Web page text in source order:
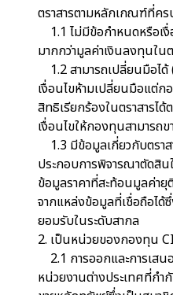
ตราสารตามหลักเกณฑ์ที่ค
1.1 ไม่มีข้อกำหนดหรือเ
มากกว่ามูลค่าเงินลงทุนใน
1.2 สามารถเปลี่ยนมือไ
เงื่อนไขห้ามเปลี่ยนมือแต่ก
สิทธิเรียกร้องในตราสารไ
เงื่อนไขให้กองทุนสามารถ
1.3 มีข้อมูลเกี่ยวกับตราส
ประกอบการพิจารณาตัดสิน
ข้อมูลราคาที่สะท้อนมูลค่า
จากแหล่งข้อมูลที่เชื่อถือได้
ยอมรับในระดับสากล
2. เป็นหน่วยของกองทุน
2.1 การออกและการเส
หน่วยงานต่างประเทศที่ก